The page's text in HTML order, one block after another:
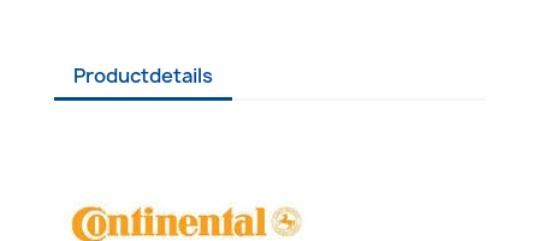
Productdetails